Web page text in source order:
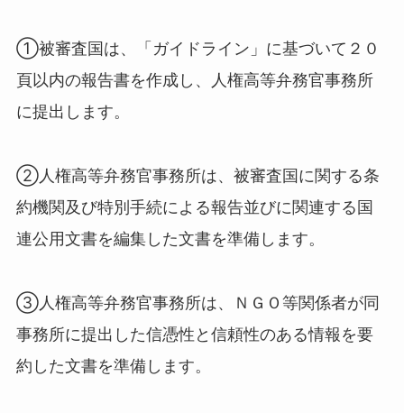
①被審査国は、「ガイドライン」に基づいて２０
頁以内の報告書を作成し、人権高等弁務官事務所
に提出します。
②人権高等弁務官事務所は、被審査国に関する条
約機関及び特別手続による報告並びに関連する国
連公用文書を編集した文書を準備します。
③人権高等弁務官事務所は、ＮＧＯ等関係者が同
事務所に提出した信憑性と信頼性のある情報を要
約した文書を準備します。